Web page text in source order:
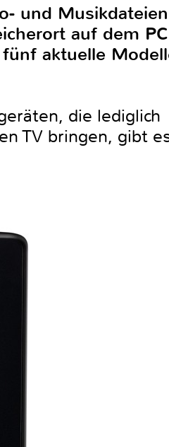
und
auf dem
aktuelle
die lediglich
TV bringen, gibt